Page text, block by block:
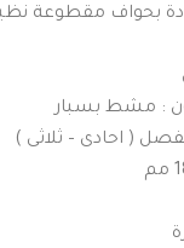
بحواف مقطوعة
: مشط بسبار
( احادى – ثلاثى )